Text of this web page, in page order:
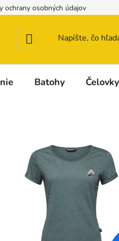
ochrany osobných údajov
Batohy Čelovky